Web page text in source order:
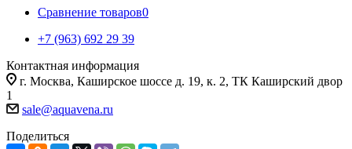
Сравнение товаров0
+7 (963) 692 29 39
Контактная информация
г. Москва, Каширское шоссе д. 19, к. 2, ТК Каширский двор
1
sale@aquavena.ru
Поделиться